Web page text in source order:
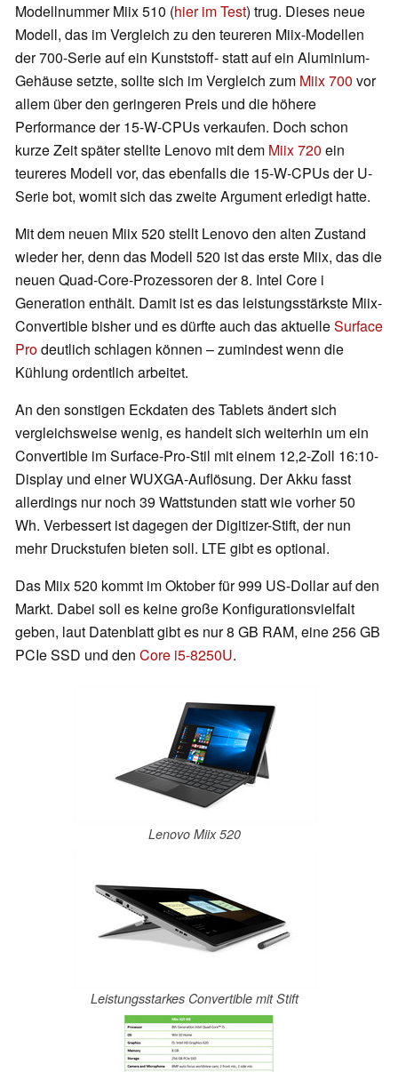
Modellnummer Miix 510 (hier im Test) trug. Dieses neue
Modell, das im Vergleich zu den teureren Miix-Modellen
der 700-Serie auf ein Kunststoff- statt auf ein Aluminium-
Gehäuse setzte, sollte sich im Vergleich zum Miix 700 vor
allem über den geringeren Preis und die höhere
Performance der 15-W-CPUs verkaufen. Doch schon
kurze Zeit später stellte Lenovo mit dem Miix 720 ein
teureres Modell vor, das ebenfalls die 15-W-CPUs der U-
Serie bot, womit sich das zweite Argument erledigt hatte.
Mit dem neuen Miix 520 stellt Lenovo den alten Zustand
wieder her, denn das Modell 520 ist das erste Miix, das die
neuen Quad-Core-Prozessoren der 8. Intel Core i
Generation enthält. Damit ist es das leistungsstärkste Miix-
Convertible bisher und es dürfte auch das aktuelleSurface
Prodeutlich schlagen können – zumindest wenn die
Kühlung ordentlich arbeitet.
An den sonstigen Eckdaten des Tablets ändert sich
vergleichsweise wenig, es handelt sich weiterhin um ein
Convertible im Surface-Pro-Stil mit einem 12,2-Zoll 16:10-
Display und einer WUXGA-Auflösung. Der Akku fasst
allerdings nur noch 39 Wattstunden statt wie vorher 50
Wh. Verbessert ist dagegen der Digitizer-Stift, der nun
mehr Druckstufen bieten soll. LTE gibt es optional.
Das Miix 520 kommt im Oktober für 999 US-Dollar auf den
Markt. Dabei soll es keine große Konfigurationsvielfalt
geben, laut Datenblatt gibt es nur 8 GB RAM, eine 256 GB
PCIe SSD und den Core i5-8250U.
Lenovo Miix 520
Leistungsstarkes Convertible mit Stift